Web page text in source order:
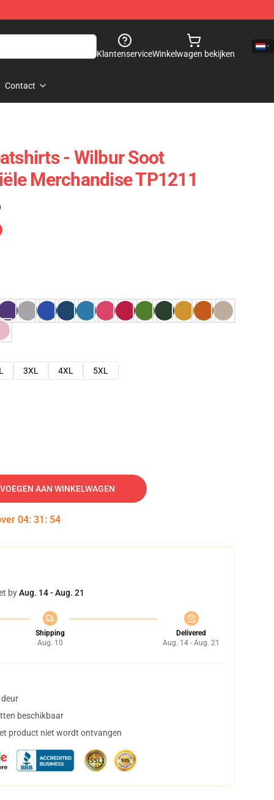
KlantenserviceWinkelwagen bekijken
Contact
- Wilbur Soot
Merchandise TP1211
3XL 4XL
5XL
AAN WINKELWAGEN
04: 31 : 53
byAug. 14 - Aug. 21
Shipping
Aug. 10
Delivered
Aug. 14 - Aug. 21
beschikbaar
product niet wordt ontvangen